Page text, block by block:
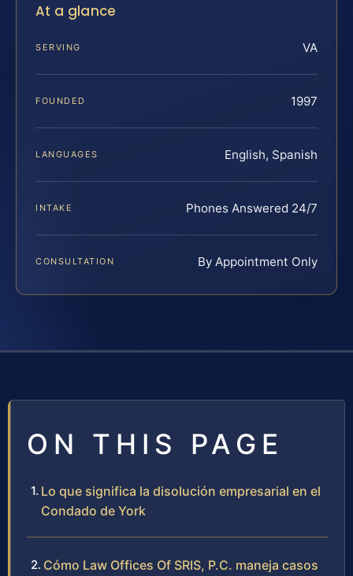
At a glance
SERVING VA
FOUNDED 1997
LANGUAGES English, Spanish
INTAKE Phones Answered 24/7
CONSULTATION By Appointment Only
ON THIS PAGE
Lo que significa la disolución empresarial en el
Condado de York
Cómo Law Offices Of SRIS, P.C. maneja casos